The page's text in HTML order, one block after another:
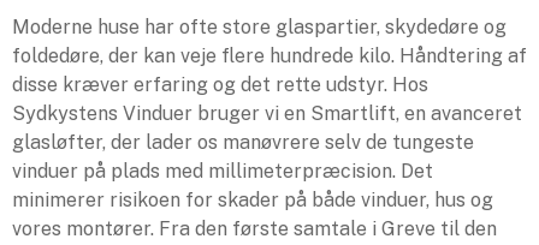
Moderne huse har ofte store glaspartier, skydedøre og
foldedøre, der kan veje flere hundrede kilo. Håndtering af
disse kræver erfaring og det rette udstyr. Hos
Sydkystens Vinduer bruger vi en Smartlift, en avanceret
glasløfter, der lader os manøvrere selv de tungeste
vinduer på plads med millimeterpræcision. Det
minimerer risikoen for skader på både vinduer, hus og
vores montører. Fra den første samtale i Greve til den